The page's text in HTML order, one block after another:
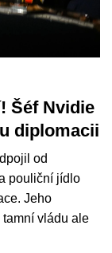
Šéf Nvidie
diplomacii
od
pouliční jídlo
Jeho
tamní vládu ale